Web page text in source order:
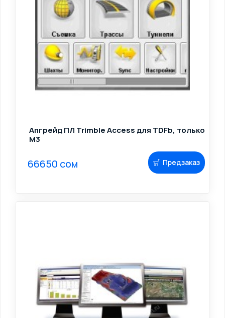
Апгрейд ПЛ Trimble Access для TDFb, только
M3
66650 сом Предзаказ